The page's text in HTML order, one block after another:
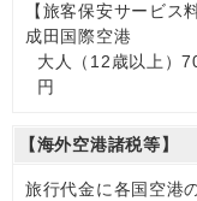
【旅客保安サービス
成田国際空港
大人（12歳以上）
円
【海外空港諸税等】
旅行代金に各国空港